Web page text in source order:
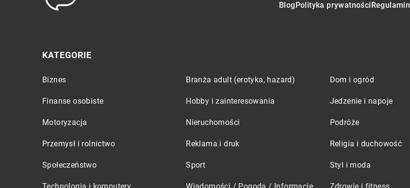
BlogPolityka prywatnościRegulamin
KATEGORIE
Biznes Branża adult (erotyka, hazard) Dom i ogród
Finanse osobiste Hobby i zainteresowania Jedzenie i napoje
Motoryzacja Nieruchomości Podróże
Przemysł i rolnictwo Reklama i druk Religia i duchowość
Społeczeństwo Sport Styl i moda